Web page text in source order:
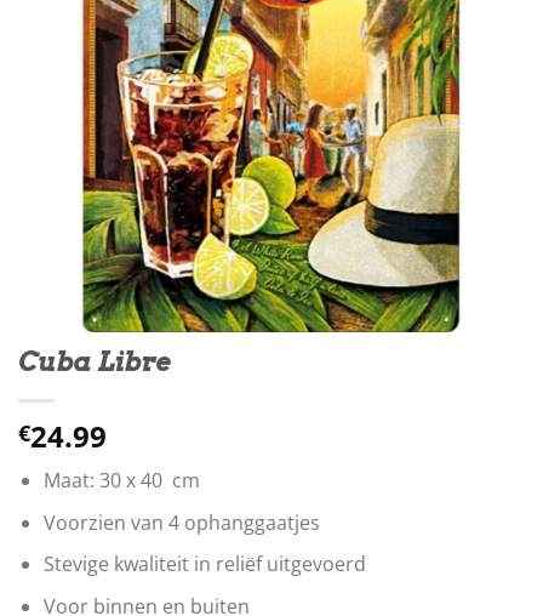
Cuba Libre
€24.99
Maat: 30 x 40 cm
Voorzien van 4 ophanggaatjes
Stevige kwaliteit in reliëf uitgevoerd
Voor binnen en buiten